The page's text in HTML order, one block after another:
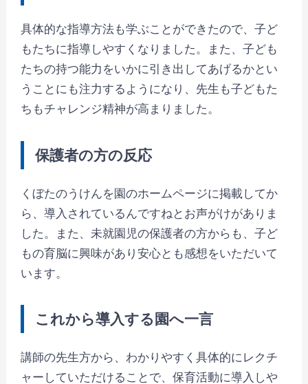
具体的な指導方法も学ぶことができたので、子ど
もたちに指導しやすくなりました。また、子ども
たちの持つ能力をいかに引き出してあげるかとい
うことにも注力するようになり、先生も子どもた
ちもチャレンジ精神が高まりました。
保護者の方の反応
くぼたのうけんを園のホームページに掲載してか
ら、導入されているんですねとお声がけがありま
した。また、未就園児の保護者の方からも、子ど
もの育脳に興味があり安心とも感想をいただいて
います。
これから導入する園へ一言
講師の先生方から、わかりやすく具体的にレクチ
ャーしていただけることで、保育活動に導入しや